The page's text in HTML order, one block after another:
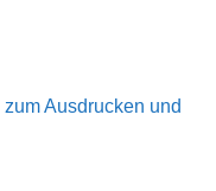
zum Ausdrucken und